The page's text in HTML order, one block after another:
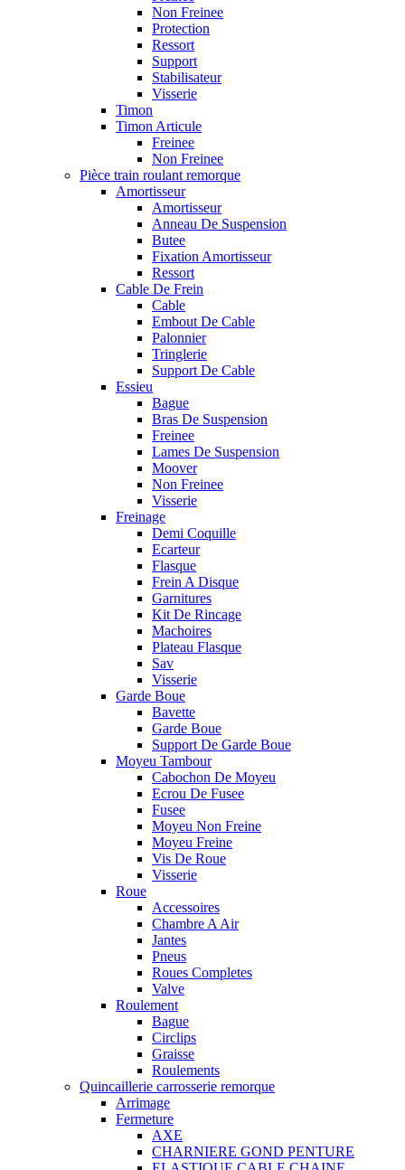
Non Freinee
Protection
Ressort
Support
Stabilisateur
Visserie
Timon
Timon Articule
Freinee
Non Freinee
Pièce train roulant remorque
Amortisseur
Amortisseur
Anneau De Suspension
Butee
Fixation Amortisseur
Ressort
Cable De Frein
Cable
Embout De Cable
Palonnier
Tringlerie
Support De Cable
Essieu
Bague
Bras De Suspension
Freinee
Lames De Suspension
Moover
Non Freinee
Visserie
Freinage
Demi Coquille
Ecarteur
Flasque
Frein A Disque
Garnitures
Kit De Rincage
Machoires
Plateau Flasque
Sav
Visserie
Garde Boue
Bavette
Garde Boue
Support De Garde Boue
Moyeu Tambour
Cabochon De Moyeu
Ecrou De Fusee
Fusee
Moyeu Non Freine
Moyeu Freine
Vis De Roue
Visserie
Roue
Accessoires
Chambre A Air
Jantes
Pneus
Roues Completes
Valve
Roulement
Bague
Circlips
Graisse
Roulements
Quincaillerie carrosserie remorque
Arrimage
Fermeture
AXE
CHARNIERE GOND PENTURE